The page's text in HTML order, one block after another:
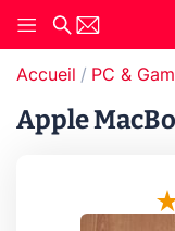
Accueil PC &
Apple